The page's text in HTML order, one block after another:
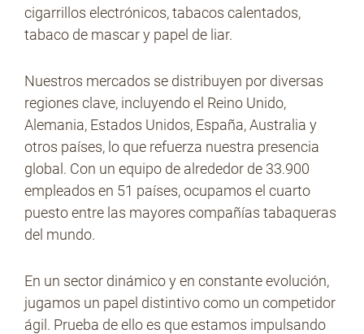
cigarrillos electrónicos, tabacos calentados,
tabaco de mascar y papel de liar.
Nuestros mercados se distribuyen por diversas
regiones clave, incluyendo el Reino Unido,
Alemania, Estados Unidos, España, Australia y
otros países, lo que refuerza nuestra presencia
global. Con un equipo de alrededor de 33.900
empleados en 51 países, ocupamos el cuarto
puesto entre las mayores compañías tabaqueras
del mundo.
En un sector dinámico y en constante evolución,
jugamos un papel distintivo como un competidor
ágil. Prueba de ello es que estamos impulsando